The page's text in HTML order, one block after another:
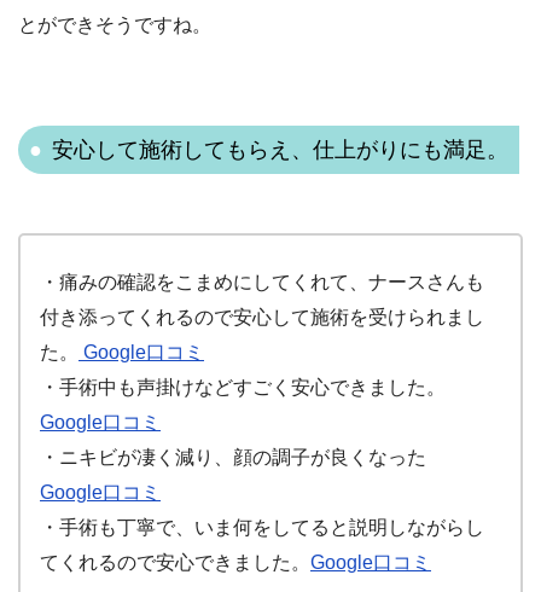
とができそうですね。
安心して施術してもらえ、仕上がりにも満足。
・痛みの確認をこまめにしてくれて、ナースさんも
付き添ってくれるので安心して施術を受けられまし
た。
Google口コミ
・手術中も声掛けなどすごく安心できました。
Google口コミ
・ニキビが凄く減り、顔の調子が良くなった
Google口コミ
・手術も丁寧で、いま何をしてると説明しながらし
てくれるので安心できました。 Google口コミ